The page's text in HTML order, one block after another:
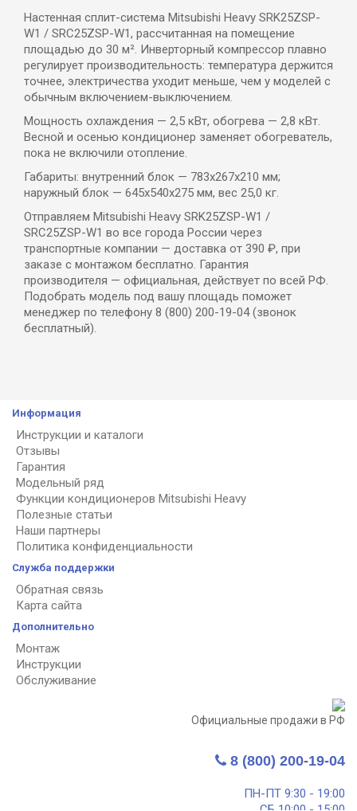
Настенная сплит-система Mitsubishi Heavy SRK25ZSP-
W1 / SRC25ZSP-W1, рассчитанная на помещение
площадью до 30 м². Инверторный компрессор плавно
регулирует производительность: температура держится
точнее, электричества уходит меньше, чем у моделей с
обычным включением-выключением.
Мощность охлаждения — 2,5 кВт, обогрева — 2,8 кВт.
Весной и осенью кондиционер заменяет обогреватель,
пока не включили отопление.
Габариты: внутренний блок — 783x267x210 мм;
наружный блок — 645x540x275 мм, вес 25,0 кг.
Отправляем Mitsubishi Heavy SRK25ZSP-W1 /
SRC25ZSP-W1 во все города России через
транспортные компании — доставка от 390 ₽, при
заказе с монтажом бесплатно. Гарантия
производителя — официальная, действует по всей РФ.
Подобрать модель под вашу площадь поможет
менеджер по телефону 8 (800) 200-19-04 (звонок
бесплатный).
Информация
Инструкции и каталоги
Отзывы
Гарантия
Модельный ряд
Функции кондиционеров Mitsubishi Heavy
Полезные статьи
Наши партнеры
Политика конфиденциальности
Служба поддержки
Обратная связь
Карта сайта
Дополнительно
Монтаж
Инструкции
Обслуживание
Официальные продажи в РФ
8 (800) 200-19-04
ПН-ПТ 9:30 - 19:00